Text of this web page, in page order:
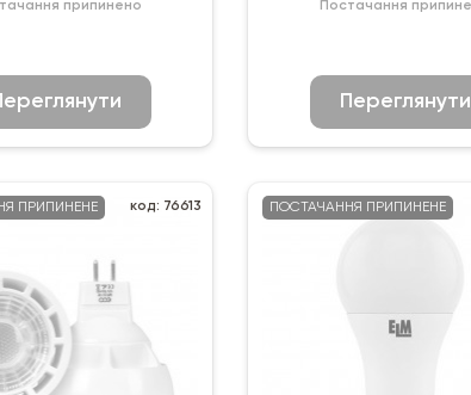
припинено Постачання
Переглянути
ПРИПИНЕНЕ код: 76613 ПОСТАЧАННЯ ПРИПИНЕНЕ